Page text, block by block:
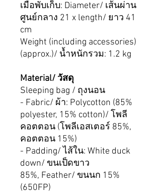
เมื่อพับเก็บ: Diameter/ เส้นผ่าน
ศูนย์กลาง 21 x length/ ยาว 41
cm
Weight (including accessories)
(approx.)/ น้ำหนักรวม: 1.2 kg
Material/ วัสดุ
Sleeping bag / ถุงนอน
- Fabric/ ผ้า: Polycotton (85%
polyester, 15% cotton)/ โพลี
คอตตอน (โพลีเอสเตอร์ 85%,
คอตตอน 15%)
- Padding/ ไส้ใน: White duck
down/ ขนเป็ดขาว
85%, Feather/ ขนนก 15%
(650FP)